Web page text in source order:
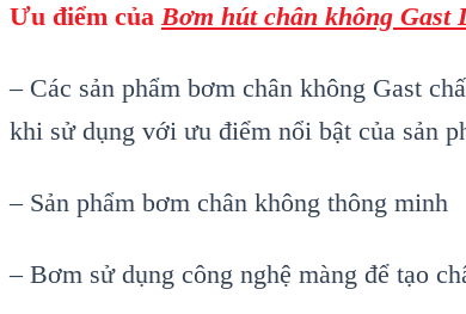
Ưu điểm củaBơm hút chân không Gast
– Các sản phẩm bơm chân không Gast
khi sử dụng với ưu điểm nổi bật của sản
– Sản phẩm bơm chân không thông minh
– Bơm sử dụng công nghệ màng để tạo